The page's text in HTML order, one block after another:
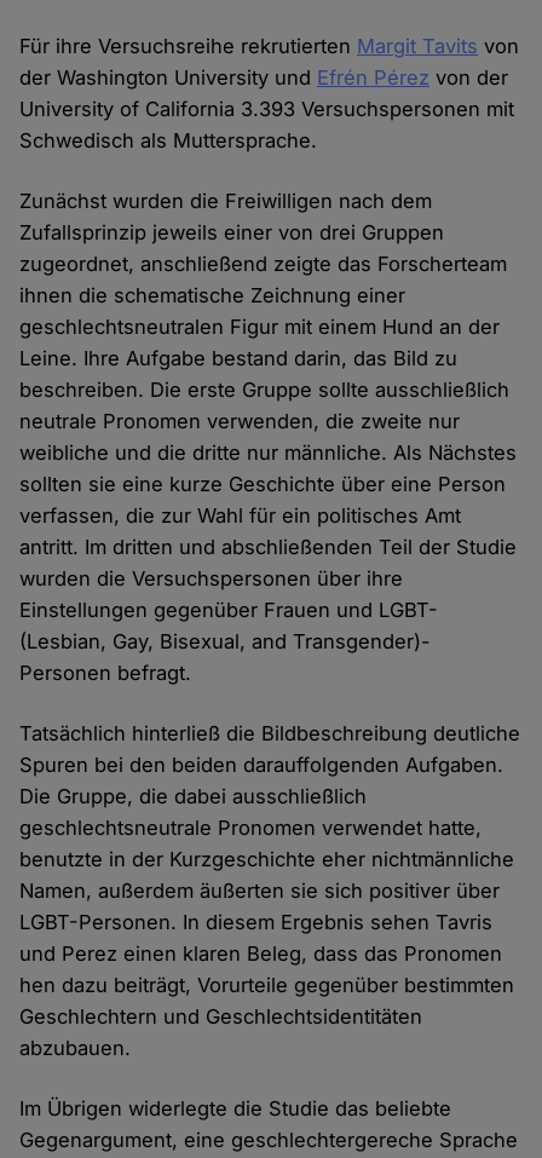
Für ihre Versuchsreihe rekrutierten Margit Tavits von
der Washington University und Efrén Pérez von der
University of California 3.393 Versuchspersonen mit
Schwedisch als Muttersprache.
Zunächst wurden die Freiwilligen nach dem
Zufallsprinzip jeweils einer von drei Gruppen
zugeordnet, anschließend zeigte das Forscherteam
ihnen die schematische Zeichnung einer
geschlechtsneutralen Figur mit einem Hund an der
Leine. Ihre Aufgabe bestand darin, das Bild zu
beschreiben. Die erste Gruppe sollte ausschließlich
neutrale Pronomen verwenden, die zweite nur
weibliche und die dritte nur männliche. Als Nächstes
sollten sie eine kurze Geschichte über eine Person
verfassen, die zur Wahl für ein politisches Amt
antritt. Im dritten und abschließenden Teil der Studie
wurden die Versuchspersonen über ihre
Einstellungen gegenüber Frauen und LGBT-
(Lesbian, Gay, Bisexual, and Transgender)-
Personen befragt.
Tatsächlich hinterließ die Bildbeschreibung deutliche
Spuren bei den beiden darauffolgenden Aufgaben.
Die Gruppe, die dabei ausschließlich
geschlechtsneutrale Pronomen verwendet hatte,
benutzte in der Kurzgeschichte eher nichtmännliche
Namen, außerdem äußerten sie sich positiver über
LGBT-Personen. In diesem Ergebnis sehen Tavris
und Perez einen klaren Beleg, dass das Pronomen
hen dazu beiträgt, Vorurteile gegenüber bestimmten
Geschlechtern und Geschlechtsidentitäten
abzubauen.
Im Übrigen widerlegte die Studie das beliebte
Gegenargument, eine geschlechtergereche Sprache